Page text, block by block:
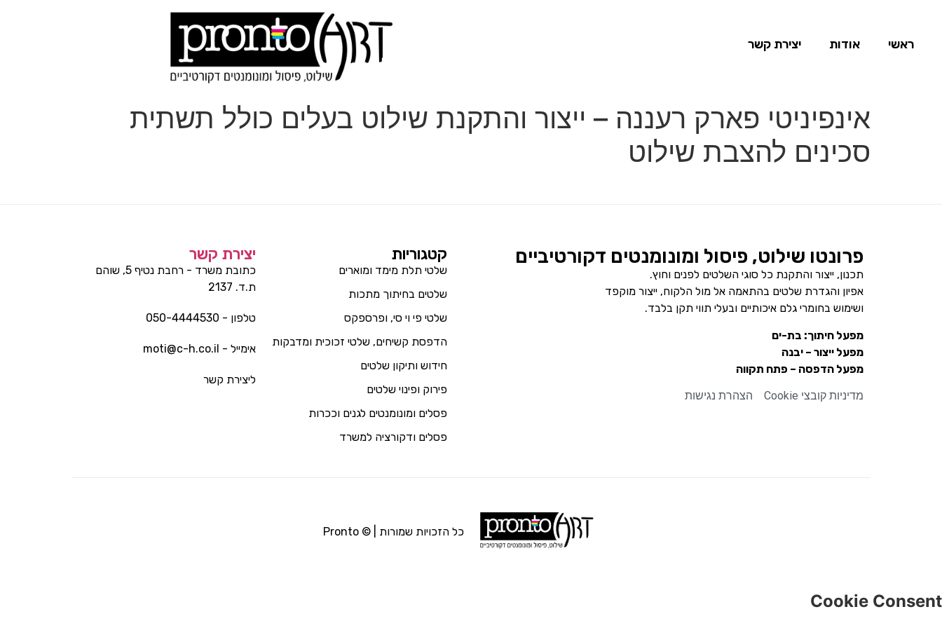
ראשי אודות יצירת קשר
אינפיניטי פארק רעננה – ייצור והתקנת שילוט בעלים כולל תשתית
סכינים להצבת שילוט
פרונטו שילוט, פיסול ומונומנטים דקורטיביים
תכנון, ייצור והתקנת כל סוגי השלטים לפנים וחוץ.
אפיון והגדרת שלטים בהתאמה אל מול הלקוח, ייצור מוקפד
ושימוש בחומרי גלם איכותיים ובעלי תווי תקן בלבד.
מפעל חיתוך: בת-ים
מפעל ייצור – יבנה
מפעל הדפסה – פתח תקווה
מדיניות קובצי Cookie הצהרת נגישות
קטגוריות
שלטי תלת מימד ומוארים
שלטים בחיתוך מתכות
שלטי פי וי סי, ופרספקס
הדפסת קשיחים, שלטי זכוכית ומדבקות
חידוש ותיקון שלטים
פירוק ופינוי שלטים
פסלים ומונומנטים לגנים וככרות
פסלים ודקורציה למשרד
יצירת קשר
כתובת משרד - רחבת נטיף 5, שוהם
ת.ד. 2137
טלפון - 050-4444530
אימייל - moti@c-h.co.il
ליצירת קשר
כל הזכויות שמורות | © Pronto